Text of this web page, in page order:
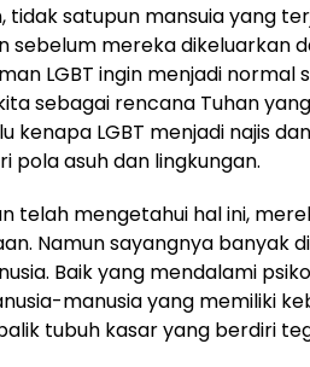
tidak satupun mansuia yang
sebelum mereka dikeluarkan
LGBT ingin menjadi normal
sebagai rencana Tuhan
kenapa LGBT menjadi najis
pola asuh dan lingkungan.
telah mengetahui hal ini,
Namun sayangnya banyak
Baik yang mendalami
manusia yang memiliki
tubuh kasar yang berdiri